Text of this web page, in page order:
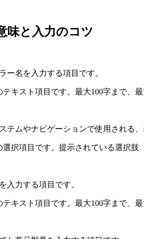
味と入力のコツ
ー名を入力する項目です。
テキスト項目です。最大100字まで、
テムやナビゲーションで使用される
選択項目です。提示されている選択肢
入力する項目です。
テキスト項目です。最大100字まで、